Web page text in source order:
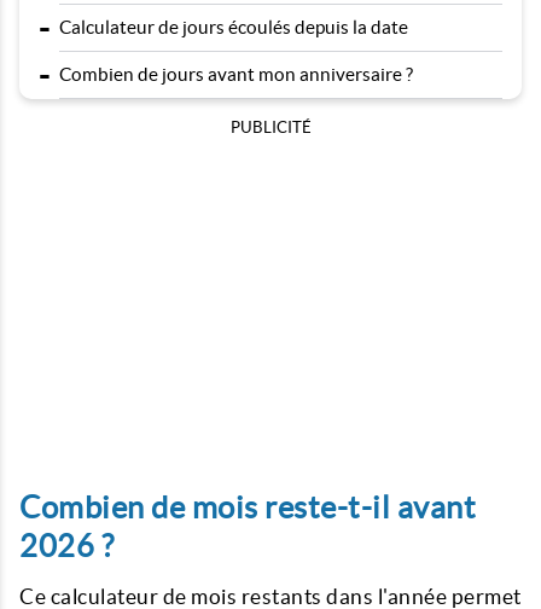
- Calculateur de jours écoulés depuis la date
- Combien de jours avant mon anniversaire ?
PUBLICITÉ
Combien de mois reste-t-il avant
2026 ?
Ce calculateur de mois restants dans l'année permet